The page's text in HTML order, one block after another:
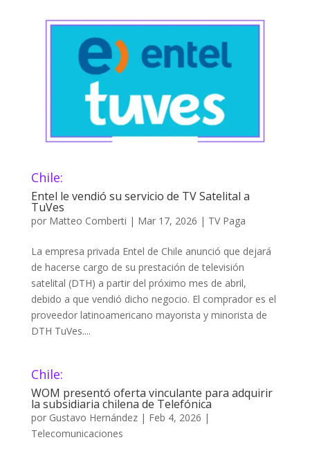
Chile:
Entel le vendió su servicio de TV Satelital a
TuVes
por Matteo Comberti | Mar 17, 2026 | TV Paga
La empresa privada Entel de Chile anunció que dejará
de hacerse cargo de su prestación de televisión
satelital (DTH) a partir del próximo mes de abril,
debido a que vendió dicho negocio. El comprador es el
proveedor latinoamericano mayorista y minorista de
DTH TuVes....
Chile:
WOM presentó oferta vinculante para adquirir
la subsidiaria chilena de Telefónica
por Gustavo Hernández| Feb 4, 2026 |
Telecomunicaciones